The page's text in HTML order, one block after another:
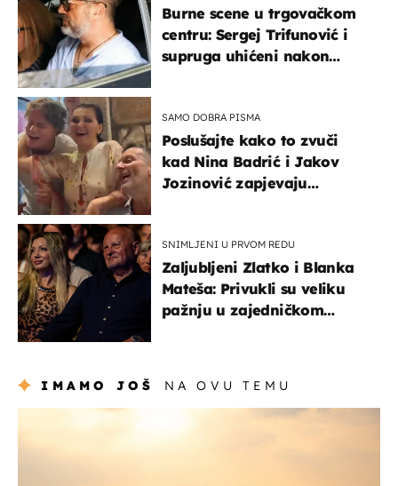
Burne scene u trgovačkom
centru: Sergej Trifunović i
supruga uhićeni nakon
SAMO DOBRA PISMA
Poslušajte kako to zvuči
kad Nina Badrić i Jakov
Jozinović zapjevaju
SNIMLJENI U PRVOM REDU
Zaljubljeni Zlatko i Blanka
Mateša: Privukli su veliku
pažnju u zajedničkom
IMAMO JOŠ NA OVU TEMU